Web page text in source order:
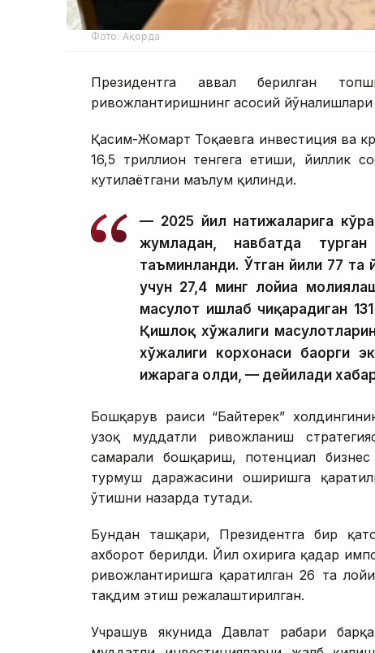
Фото: Ақорда
Президентга аввал берилган
ривожлантиришнинг асосий йўналишлари
Қасим-Жомарт Тоқаевга инвестиция ва
16,5 триллион тенгега етиши, йиллик
кутилаётгани маълум қилинди.
— 2025 йил натижаларига
жумладан, навбатда
таъминланди. Ўтган йили 77 та
учун 27,4 минг лойиҳа
маҳсулот ишлаб чиқарадиган
Қишлоқ хўжалиги
хўжалиги корхонаси баҳорги
ижарага олди, — дейилади
Бошқарув раиси “Байтерек”
узоқ муддатли ривожланиш
самарали бошқариш, потенциал
турмуш даражасини оширишга
ўтишни назарда тутади.
Бундан ташқари, Президентга бир
ахборот берилди. Йил охирига қадар
ривожлантиришга қаратилган 26 та
тақдим этиш режалаштирилган.
Учрашув якунида Давлат раҳбари